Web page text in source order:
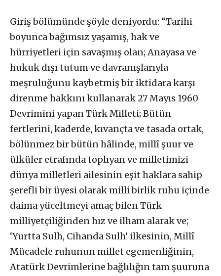
Giriş bölümünde şöyle deniyordu: “Tarihi
boyunca bağımsız yaşamış, hak ve
hürriyetleri için savaşmış olan; Anayasa ve
hukuk dışı tutum ve davranışlarıyla
meşruluğunu kaybetmiş bir iktidara karşı
direnme hakkını kullanarak 27 Mayıs 1960
Devrimini yapan Türk Milleti; Bütün
fertlerini, kaderde, kıvançta ve tasada ortak,
bölünmez bir bütün hâlinde, millî şuur ve
ülküler etrafında toplıyan ve milletimizi
dünya milletleri ailesinin eşit haklara sahip
şerefli bir üyesi olarak milli birlik ruhu içinde
daima yüceltmeyi amaç bilen Türk
milliyetçiliğinden hız ve ilham alarak ve;
‘Yurtta Sulh, Cihanda Sulh’ ilkesinin, Millî
Mücadele ruhunun millet egemenliğinin,
Atatürk Devrimlerine bağlılığın tam şuuruna